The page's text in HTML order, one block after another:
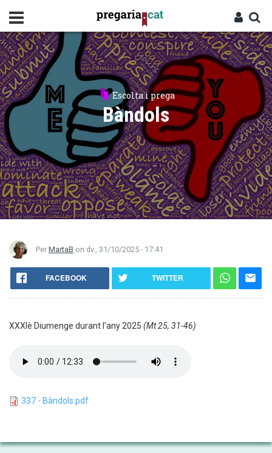
contingut
Entra
Cercador
Escolta i prega
Bàndols
Per MartaB on dv., 31/10/2025 - 17:41
FACEBOOK TWITTER
XXXIè Diumenge durant l'any 2025 (Mt 25, 31-46)
337 - Bàndols.pdf